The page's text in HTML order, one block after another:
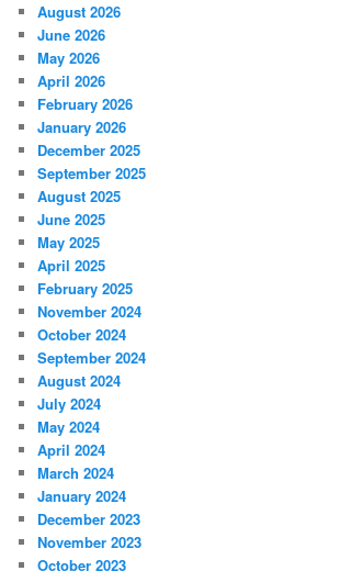
August 2026
June 2026
May 2026
April 2026
February 2026
January 2026
December 2025
September 2025
August 2025
June 2025
May 2025
April 2025
February 2025
November 2024
October 2024
September 2024
August 2024
July 2024
May 2024
April 2024
March 2024
January 2024
December 2023
November 2023
October 2023